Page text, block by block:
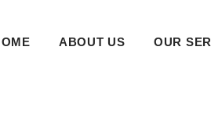
ABOUT US OUR